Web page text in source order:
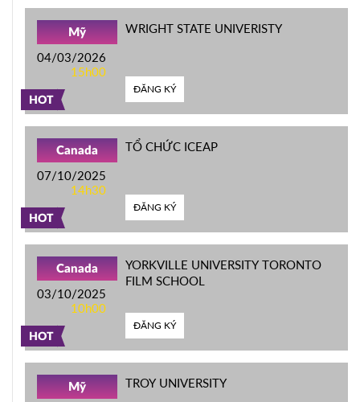
HOT
Mỹ
04/03/2026
15h00
WRIGHT STATE UNIVERISTY
ĐĂNG KÝ
HOT
Canada
07/10/2025
14h30
TỔ CHỨC ICEAP
ĐĂNG KÝ
HOT
Canada
03/10/2025
10h00
YORKVILLE UNIVERSITY TORONTO
FILM SCHOOL
ĐĂNG KÝ
Mỹ TROY UNIVERSITY